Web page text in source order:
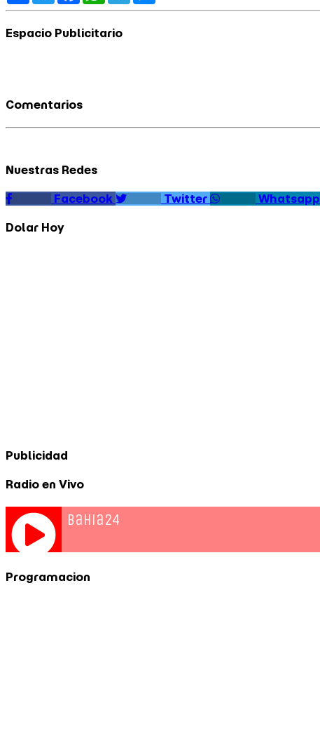
Espacio Publicitario
Comentarios
Nuestras Redes
Facebook Twitter Whatsapp
Dolar Hoy
Publicidad
Radio en Vivo
Programacion